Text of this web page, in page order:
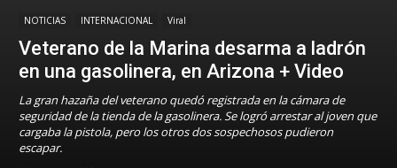
NOTICIAS INTERNACIONAL Viral
Veterano de la Marina desarma a ladrón
en una gasolinera, en Arizona + Video
La gran hazaña del veterano quedó registrada en la cámara de
seguridad de la tienda de la gasolinera. Se logró arrestar al joven que
cargaba la pistola, pero los otros dos sospechosos pudieron
escapar.